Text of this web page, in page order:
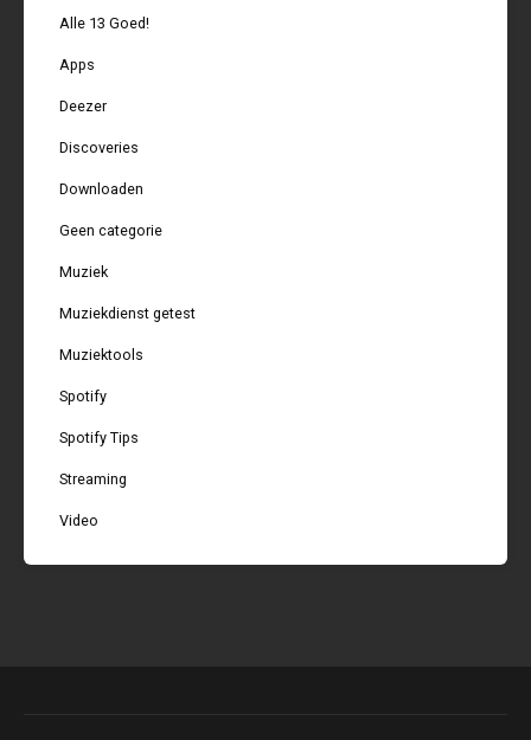
Alle 13 Goed!
Apps
Deezer
Discoveries
Downloaden
Geen categorie
Muziek
Muziekdienst getest
Muziektools
Spotify
Spotify Tips
Streaming
Video